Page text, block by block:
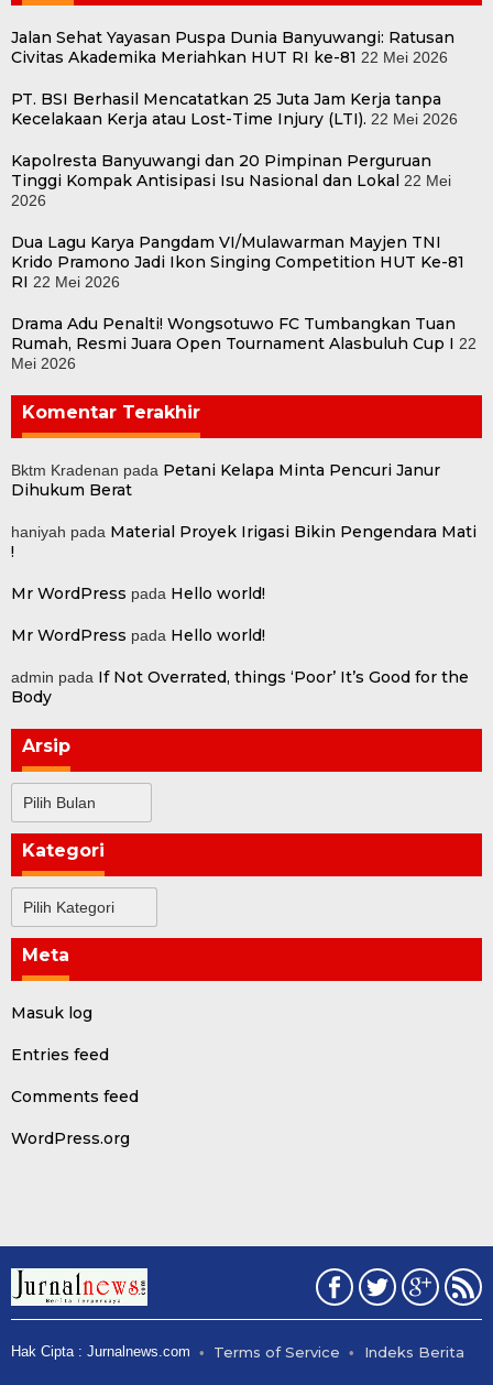
Jalan Sehat Yayasan Puspa Dunia Banyuwangi: Ratusan
Civitas Akademika Meriahkan HUT RI ke-81 22 Mei 2026
PT. BSI Berhasil Mencatatkan 25 Juta Jam Kerja tanpa
Kecelakaan Kerja atau Lost-Time Injury (LTI). 22 Mei 2026
Kapolresta Banyuwangi dan 20 Pimpinan Perguruan
Tinggi Kompak Antisipasi Isu Nasional dan Lokal 22 Mei
2026
Dua Lagu Karya Pangdam VI/Mulawarman Mayjen TNI
Krido Pramono Jadi Ikon Singing Competition HUT Ke-81
RI 22 Mei 2026
Drama Adu Penalti! Wongsotuwo FC Tumbangkan Tuan
Rumah, Resmi Juara Open Tournament Alasbuluh Cup I 22
Mei 2026
Komentar Terakhir
Bktm Kradenan pada Petani Kelapa Minta Pencuri Janur
Dihukum Berat
haniyah pada Material Proyek Irigasi Bikin Pengendara Mati
!
Mr WordPress pada Hello world!
Mr WordPress pada Hello world!
admin pada If Not Overrated, things ‘Poor’ It’s Good for the
Body
Arsip
Kategori
Meta
Masuk log
Entries feed
Comments feed
WordPress.org
Hak Cipta : Jurnalnews.com Terms of Service Indeks Berita